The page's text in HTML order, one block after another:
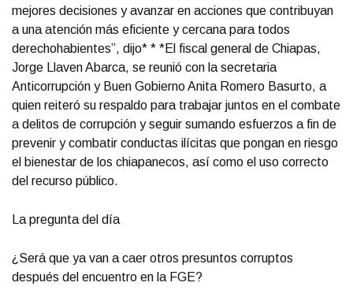
mejores decisiones y avanzar en acciones que contribuyan
a una atención más eficiente y cercana para todos
derechohabientes”, dijo* * *El fiscal general de Chiapas,
Jorge Llaven Abarca, se reunió con la secretaria
Anticorrupción y Buen Gobierno Anita Romero Basurto, a
quien reiteró su respaldo para trabajar juntos en el combate
a delitos de corrupción y seguir sumando esfuerzos a fin de
prevenir y combatir conductas ilícitas que pongan en riesgo
el bienestar de los chiapanecos, así como el uso correcto
del recurso público.
La pregunta del día
¿Será que ya van a caer otros presuntos corruptos
después del encuentro en la FGE?